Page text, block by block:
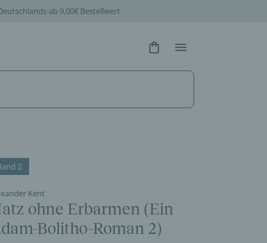
ab 9,00€ Bestellwert
Hidden Text
Hidden Text
2
Kent
ohne Erbarmen (Ein
Bolitho-Roman 2)